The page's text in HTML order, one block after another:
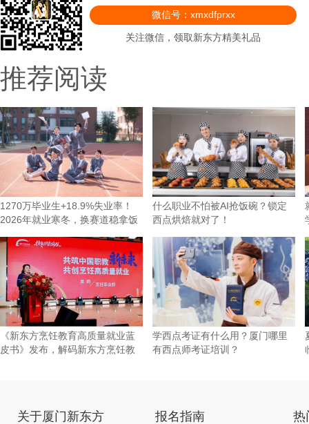
微信号：xmxdfprxx
关注微信，领取新东方精美礼品
推荐阅读
1270万毕业生+18.9%失业率！
2026年就业寒冬，换赛道稳拿饭
什么职业不怕被AI抢饭碗？锁定
西点烘焙就对了！
《新东方烹饪教育高质量就业蓝
皮书》发布，解码新东方烹饪教
学西点考证有什么用？厦门哪里
有西点师考证培训？
关于厦门新东方 报名指南 热